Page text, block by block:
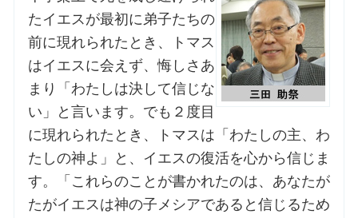
森田神父の講座
シスター中島の講座
教区カテキスタの講座
三田助祭の講座
オルガンメディテーション
たイエスが最初に弟子たちの
前に現れられたとき、トマス
はイエスに会えず、悔しさあ
まり「わたしは決して信じな
い」と言います。でも２度目
に現れられたとき、トマスは「わたしの主、わ
たしの神よ」と、イエスの復活を心から信じま
す。「これらのことが書かれたのは、あなたが
たがイエスは神の子メシアであると信じるため